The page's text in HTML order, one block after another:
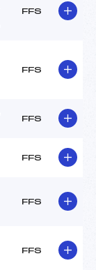
FFS
FFS
FFS
FFS
FFS
FFS